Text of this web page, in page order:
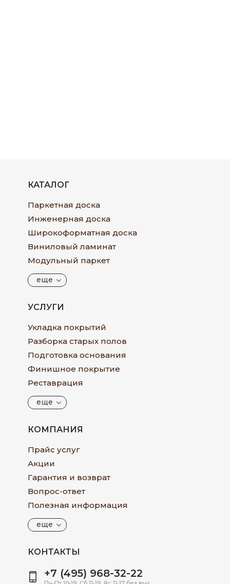
КАТАЛОГ
Паркетная доска
Инженерная доска
Широкоформатная доска
Виниловый ламинат
Модульный паркет
еще
УСЛУГИ
Укладка покрытий
Разборка старых полов
Подготовка основания
Финишное покрытие
Реставрация
еще
КОМПАНИЯ
Прайс услуг
Акции
Гарантия и возврат
Вопрос-ответ
Полезная информация
еще
КОНТАКТЫ
+7 (495) 968-32-22